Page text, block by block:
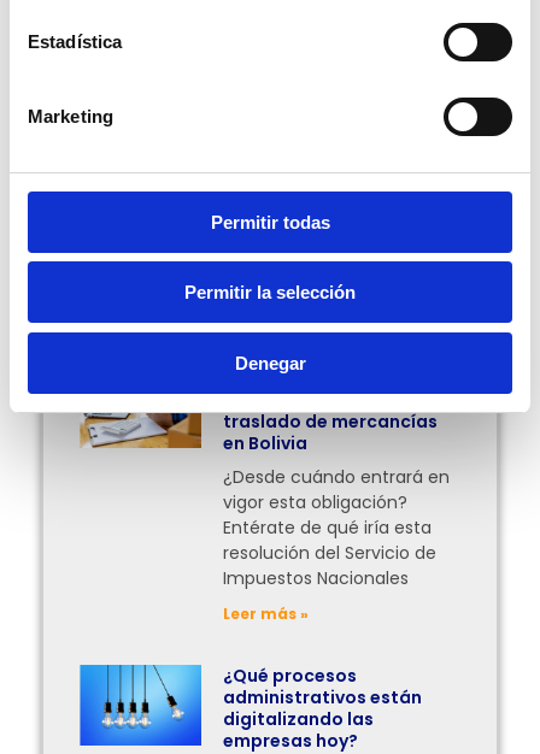
Estadística
Marketing
Permitir todas
Permitir la selección
Denegar
Más Posts
Facturación en línea
obligatoria para el
traslado de mercancías
en Bolivia
¿Desde cuándo entrará en
vigor esta obligación?
Entérate de qué iría esta
resolución del Servicio de
Impuestos Nacionales
Leer más »
¿Qué procesos
administrativos están
digitalizando las
empresas hoy?